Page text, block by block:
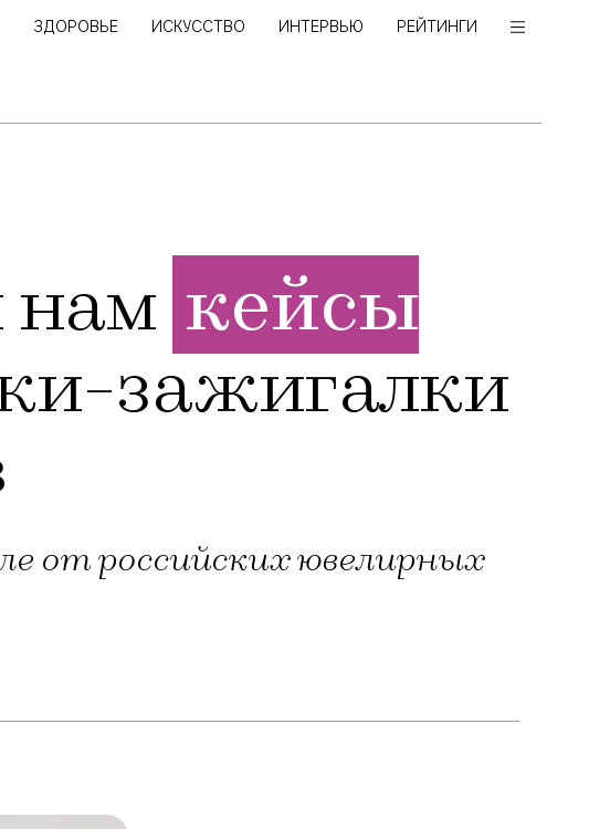
ЗДОРОВЬЕ ИСКУССТВО ИНТЕРВЬЮ РЕЙТИНГИ
нам кейсы
зажигалки
от российских ювелирных